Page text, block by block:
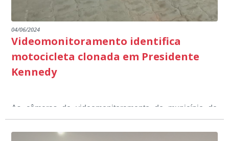
04/06/2024
Videomonitoramento identifica
motocicleta clonada em Presidente
Kennedy
As câmeras de videomonitoramento do município de
Presidente Kennedy identificaram neste fim de semana,
01 de junho, uma motocicleta com indícios de